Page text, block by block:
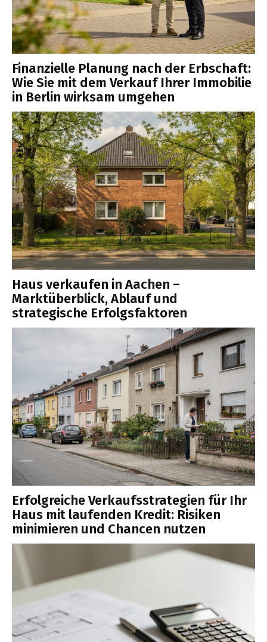
Finanzielle Planung nach der Erbschaft:
Wie Sie mit dem Verkauf Ihrer Immobilie
in Berlin wirksam umgehen
Haus verkaufen in Aachen –
Marktüberblick, Ablauf und
strategische Erfolgsfaktoren
Erfolgreiche Verkaufsstrategien für Ihr
Haus mit laufenden Kredit: Risiken
minimieren und Chancen nutzen